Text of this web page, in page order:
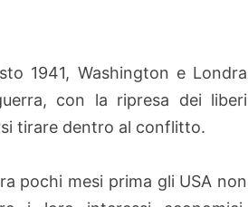
1941, Washington e Londra
con la ripresa dei liberi
tirare dentro al conflitto.
pochi mesi prima gli USA non